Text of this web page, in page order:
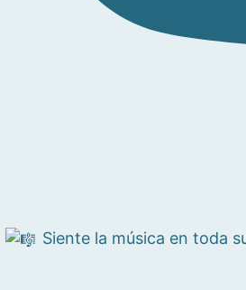
Siente la música en toda